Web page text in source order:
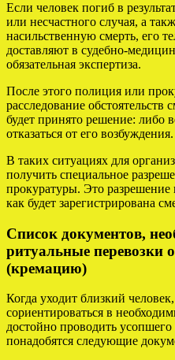
Если человек погиб в
или несчастного случая, а
насильственную смерть, его
доставляют в судебно-
обязательная экспертиза.
После этого полиция или
расследование
будет принято решение: либо
отказаться от его возбуждения.
В таких ситуациях для
получить специальное
прокуратуры. Это
как будет зарегистрирована
Список документов,
ритуальные перевозки
(кремацию)
Когда уходит близкий
сориентироваться в
достойно проводить
понадобятся следующие